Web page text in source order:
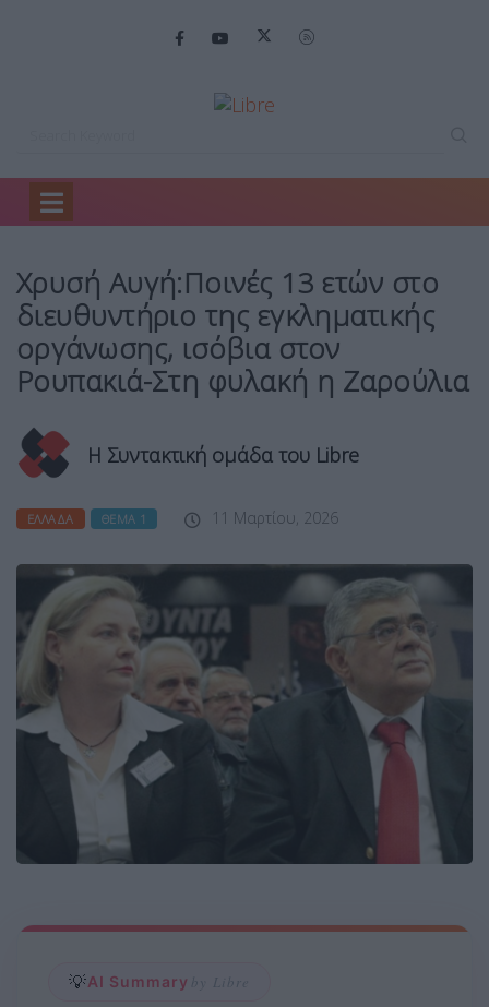
Home
Xρυσή Αυγή:Ποινές 13 ετών στο
διευθυντήριο της εγκληματικής
οργάνωσης, ισόβια στον
Ρουπακιά-Στη φυλακή η Ζαρούλια
Η Συντακτική ομάδα του Libre
ΕΛΛΆΔΑ ΘΈΜΑ 1 11 Μαρτίου, 2026
💡AI Summary by Libre